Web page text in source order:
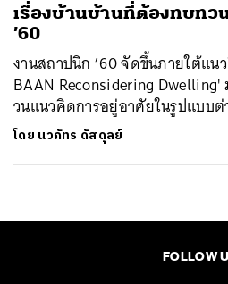
เรื่องบ้านบ้านที่ต้องทบทว
’60
งานสถาปนิก ’60 จัดขึ้นภายใต้แน
BAAN Reconsidering
วนแนวคิดการอยู่อาศัยในรูปแบบต่
โดย นวภัทร ดัสดุลย์
FOLLOW